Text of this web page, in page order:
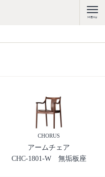
MENU
CHORUS
アームチェア
CHC-1801-W 無垢板座